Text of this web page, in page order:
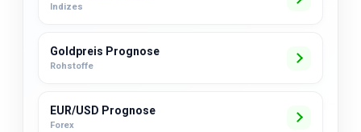
Indizes
Goldpreis Prognose
Rohstoffe
EUR/USD Prognose
Forex